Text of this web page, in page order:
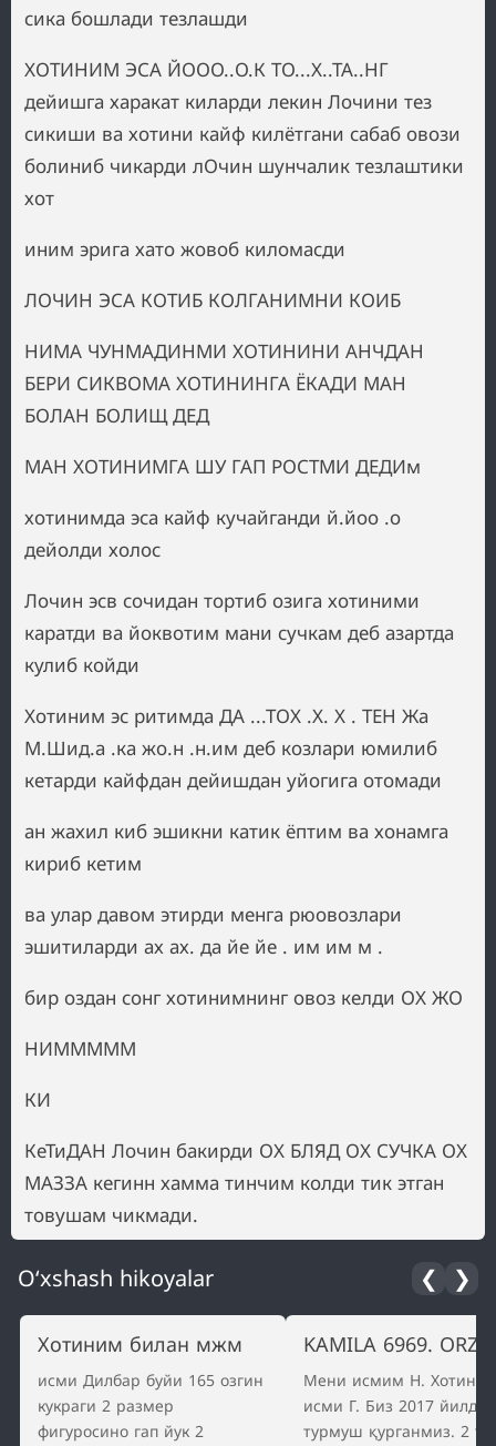
сика бошлади тезлашди
ХОТИНИМ ЭСА ЙООО..О.К ТО...Х..ТА..НГ
дейишга харакат киларди лекин Лочини тез
сикиши ва хотини кайф килётгани сабаб овози
болиниб чикарди лОчин шунчалик тезлаштики
хот
иним эрига хато жовоб киломасди
ЛОЧИН ЭСА КОТИБ КОЛГАНИМНИ КОИБ
НИМА ЧУНМАДИНМИ ХОТИНИНИ АНЧДАН
БЕРИ СИКВОМА ХОТИНИНГА ЁКАДИ МАН
БОЛАН БОЛИЩ ДЕД
МАН ХОТИНИМГА ШУ ГАП РОСТМИ ДЕДИм
хотинимда эса кайф кучайганди й.йоо .о
дейолди холос
Лочин эсв сочидан тортиб озига хотиними
каратди ва йоквотим мани сучкам деб азартда
кулиб койди
Хотиним эс ритимда ДА ...ТОХ .Х. Х . ТЕН Жа
М.Шид.а .ка жо.н .н.им деб козлари юмилиб
кетарди кайфдан дейишдан уйогига отомади
ан жахил киб эшикни катик ёптим ва хонамга
кириб кетим
ва улар давом этирди менга рюовозлари
эшитиларди ах ах. да йе йе . им им м .
бир оздан сонг хотинимнинг овоз келди ОХ ЖО
НИМММММ
КИ
КеТиДАН Лочин бакирди ОХ БЛЯД ОХ СУЧКА ОХ
МАЗЗА кегинн хамма тинчим колди тик этган
товушам чикмади.
O‘xshash hikoyalar ❮ ❯
Хотиним билан мжм
исми Дилбар буйи 165 озгин
кукраги 2 размер
фигуросино гап йук 2
KAMILA 6969.
Мени исмим Н.
исми Г. Биз 2017 йилда
турмуш қурганмиз. 2 та